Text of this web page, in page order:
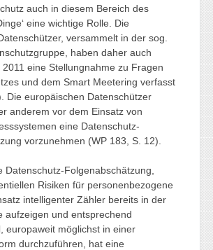
auch in diesem Bereich des
eine wichtige Rolle. Die
versammelt in der sog.
haben daher auch
eine Stellungnahme zu Fragen
und dem Smart Meetering verfasst
Die europäischen Datenschützer
anderem vor dem Einsatz von
eine Datenschutz-
vorzunehmen (WP 183, S. 12).
Datenschutz-Folgenabschätzung,
Risiken für personenbezogene
intelligenter Zähler bereits in der
aufzeigen und entsprechend
europaweit möglichst in einer
durchzuführen, hat eine